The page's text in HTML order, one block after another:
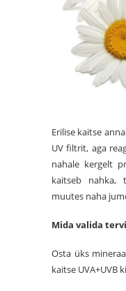
Erilise kaitse
UV filtrit, aga
nahale kergelt
kaitseb nahka,
muutes naha
Mida valida
Osta üks
kaitse UVA+UVB